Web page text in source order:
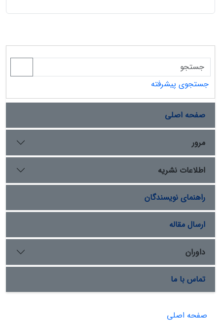
جستجوی پیشرفته
صفحه اصلی
مرور
اطلاعات نشریه
راهنمای نویسندگان
ارسال مقاله
داوران
تماس با ما
صفحه اصلی